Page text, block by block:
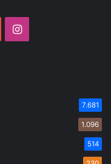
YouTubeInstagram
7.681
1.096
514